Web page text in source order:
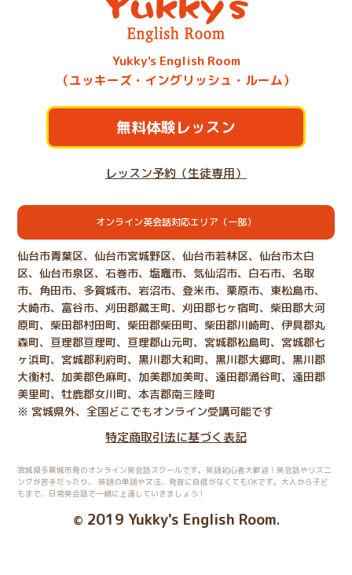
Yukky's English Room
（ユッキーズ・イングリッシュ・ルーム）
無料体験レッスン
レッスン予約（生徒専用）
オンライン英会話対応エリア（一部）
仙台市青葉区、仙台市宮城野区、仙台市若林区、仙台市太白
区、仙台市泉区、石巻市、塩竈市、気仙沼市、白石市、名取
市、角田市、多賀城市、岩沼市、登米市、栗原市、東松島市、
大崎市、富谷市、刈田郡蔵王町、刈田郡七ヶ宿町、柴田郡大河
原町、柴田郡村田町、柴田郡柴田町、柴田郡川崎町、伊具郡丸
森町、亘理郡亘理町、亘理郡山元町、宮城郡松島町、宮城郡七
ヶ浜町、宮城郡利府町、黒川郡大和町、黒川郡大郷町、黒川郡
大衡村、加美郡色麻町、加美郡加美町、遠田郡涌谷町、遠田郡
美里町、牡鹿郡女川町、本吉郡南三陸町
※ 宮城県外、全国どこでもオンライン受講可能です
特定商取引法に基づく表記
宮城県多賀城市発のオンライン英会話スクールです。英語初心者大歓迎！英会話やリスニ
ングが苦手だったり、
英語の単語や文法、発音に自信がなくてもOKです。大人から子ど
もまで、日常英会話で一緒に上達していきましょう！
© 2019 Yukky's English Room.